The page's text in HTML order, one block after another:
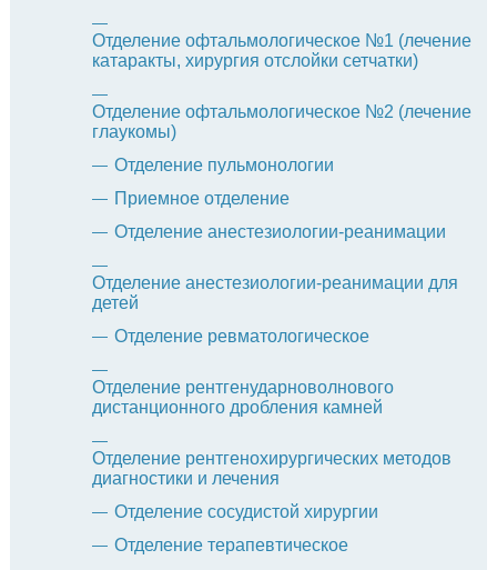
Отделение офтальмологическое №1 (лечение
катаракты, хирургия отслойки сетчатки)
Отделение офтальмологическое №2 (лечение
глаукомы)
Отделение пульмонологии
Приемное отделение
Отделение анестезиологии-реанимации
Отделение анестезиологии-реанимации для
детей
Отделение ревматологическое
Отделение рентгенударноволнового
дистанционного дробления камней
Отделение рентгенохирургических методов
диагностики и лечения
Отделение сосудистой хирургии
Отделение терапевтическое